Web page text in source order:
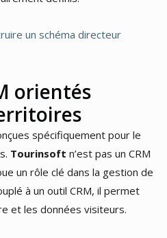
un schéma directeur
orientés
spécifiquement pour le
Tourinsoft n’est pas un CRM
un rôle clé dans la gestion de
à un outil CRM, il permet
et les données visiteurs.